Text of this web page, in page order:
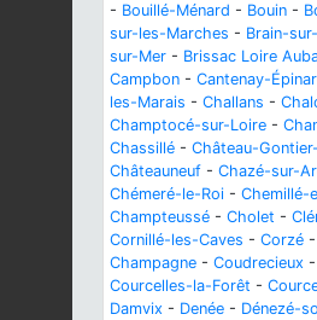
- Bouillé-Ménard - Bouin -
sur-les-Marches - Brain-
sur-Mer - Brissac Loire
Campbon - Cantenay-
les-Marais - Challans -
Champtocé-sur-Loire -
Chassillé - Château-
Châteauneuf - Chazé-sur-
Chémeré-le-Roi - Chemillé-
Champteussé - Cholet -
Cornillé-les-Caves - Corzé -
Champagne - Coudrecieux -
Courcelles-la-Forêt -
Damvix - Denée - Dénezé-